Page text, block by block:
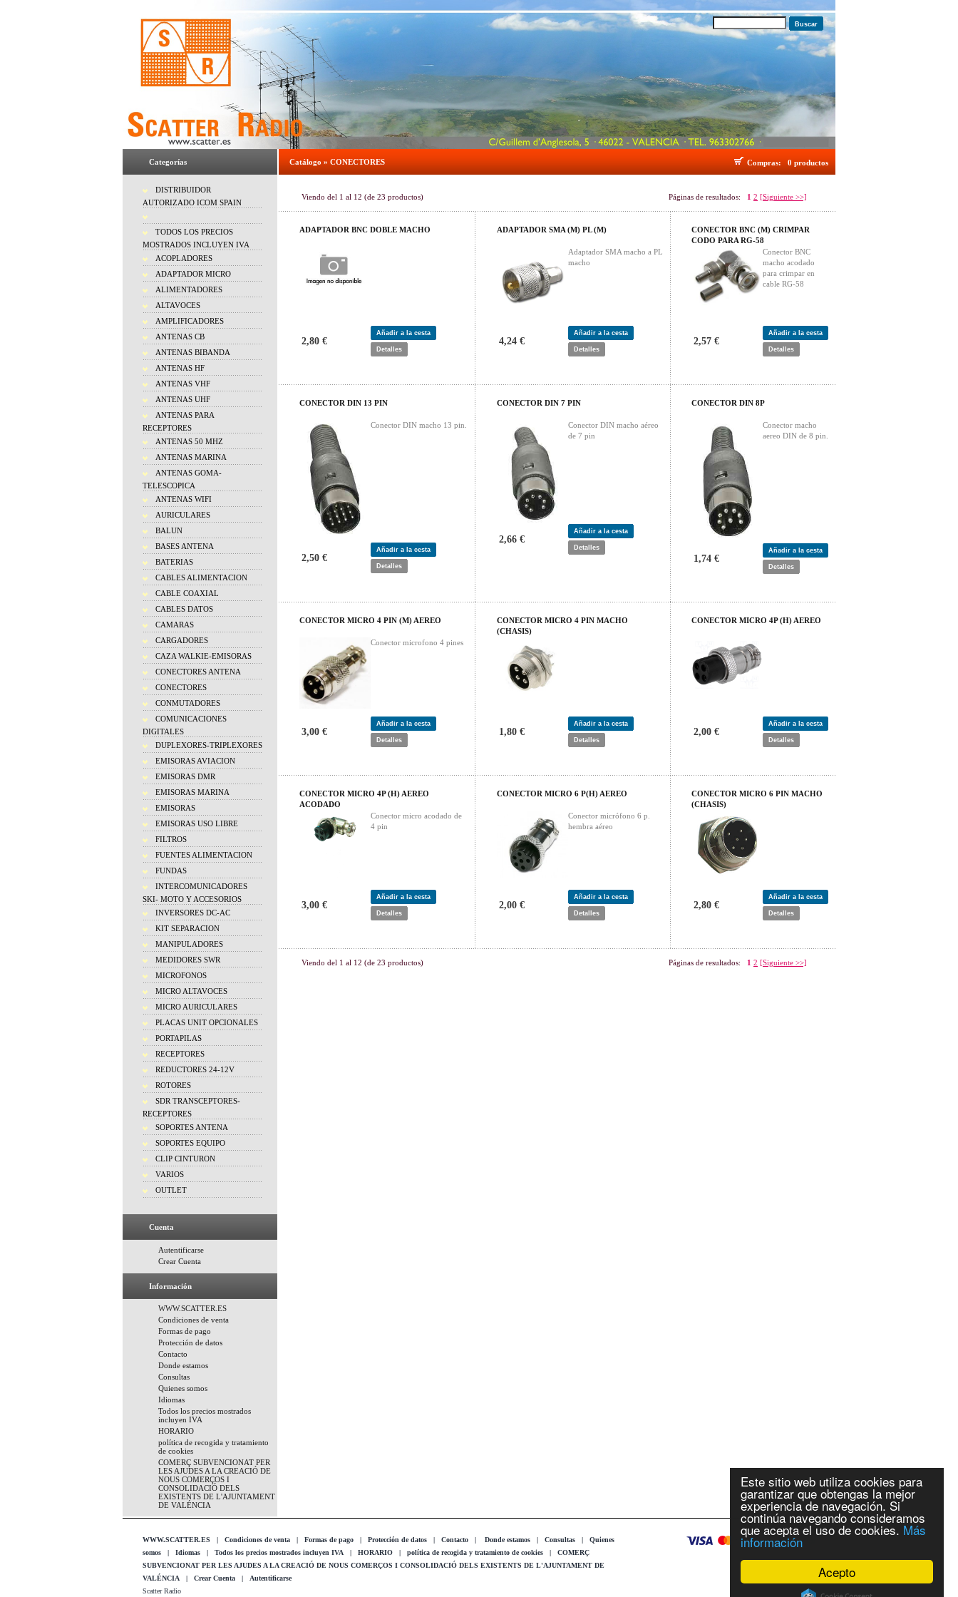
Acepto
Este sitio web utiliza cookies para
garantizar que obtengas la mejor
experiencia de navegación. Si
continúa navegando consideramos
que acepta el uso de cookies. Más
información
Buscar
Categorías
DISTRIBUIDOR
AUTORIZADO ICOM SPAIN
TODOS LOS PRECIOS
MOSTRADOS INCLUYEN IVA
ACOPLADORES
ADAPTADOR MICRO
ALIMENTADORES
ALTAVOCES
AMPLIFICADORES
ANTENAS CB
ANTENAS BIBANDA
ANTENAS HF
ANTENAS VHF
ANTENAS UHF
ANTENAS PARA
RECEPTORES
ANTENAS 50 MHZ
ANTENAS MARINA
ANTENAS GOMA-
TELESCOPICA
ANTENAS WIFI
AURICULARES
BALUN
BASES ANTENA
BATERIAS
CABLES ALIMENTACION
CABLE COAXIAL
CABLES DATOS
CAMARAS
CARGADORES
CAZA WALKIE-EMISORAS
CONECTORES ANTENA
CONECTORES
CONMUTADORES
COMUNICACIONES
DIGITALES
DUPLEXORES-TRIPLEXORES
EMISORAS AVIACION
EMISORAS DMR
EMISORAS MARINA
EMISORAS
EMISORAS USO LIBRE
FILTROS
FUENTES ALIMENTACION
FUNDAS
INTERCOMUNICADORES
SKI- MOTO Y ACCESORIOS
INVERSORES DC-AC
KIT SEPARACION
MANIPULADORES
MEDIDORES SWR
MICROFONOS
MICRO ALTAVOCES
MICRO AURICULARES
PLACAS UNIT OPCIONALES
PORTAPILAS
RECEPTORES
REDUCTORES 24-12V
ROTORES
SDR TRANSCEPTORES-
RECEPTORES
SOPORTES ANTENA
SOPORTES EQUIPO
CLIP CINTURON
VARIOS
OUTLET
Cuenta
Autentificarse
Crear Cuenta
Información
WWW.SCATTER.ES
Condiciones de venta
Formas de pago
Protección de datos
Contacto
Donde estamos
Consultas
Quienes somos
Idiomas
Todos los precios mostrados
incluyen IVA
HORARIO
política de recogida y tratamiento
de cookies
COMERÇ SUBVENCIONAT PER
LES AJUDES A LA CREACIÓ DE
NOUS COMERÇOS I
CONSOLIDACIÓ DELS
EXISTENTS DE L'AJUNTAMENT
DE VALÉNCIA
Catálogo » CONECTORES Compras: 0 productos
Viendo del 1 al 12 (de 23 productos) Páginas de resultados: 1 2 [Siguiente >>]
ADAPTADOR BNC DOBLE MACHO
2,80 €
Añadir a la cesta
Detalles
ADAPTADOR SMA (M) PL (M)
Adaptador SMA macho a PL
macho
4,24 €
Añadir a la cesta
Detalles
CONECTOR BNC (M) CRIMPAR
CODO PARA RG-58
Conector BNC
macho acodado
para crimpar en
cable RG-58
2,57 €
Añadir a la cesta
Detalles
CONECTOR DIN 13 PIN
Conector DIN macho 13 pin.
2,50 €
Añadir a la cesta
Detalles
CONECTOR DIN 7 PIN
Conector DIN macho aéreo
de 7 pin
2,66 €
Añadir a la cesta
Detalles
CONECTOR DIN 8P
Conector macho
aereo DIN de 8 pin.
1,74 €
Añadir a la cesta
Detalles
CONECTOR MICRO 4 PIN (M) AEREO
Conector microfono 4 pines
3,00 €
Añadir a la cesta
Detalles
CONECTOR MICRO 4 PIN MACHO
(CHASIS)
1,80 €
Añadir a la cesta
Detalles
CONECTOR MICRO 4P (H) AEREO
2,00 €
Añadir a la cesta
Detalles
CONECTOR MICRO 4P (H) AEREO
ACODADO
Conector micro acodado de
4 pin
3,00 €
Añadir a la cesta
Detalles
CONECTOR MICRO 6 P(H) AEREO
Conector micrófono 6 p.
hembra aéreo
2,00 €
Añadir a la cesta
Detalles
CONECTOR MICRO 6 PIN MACHO
(CHASIS)
2,80 €
Añadir a la cesta
Detalles
Viendo del 1 al 12 (de 23 productos) Páginas de resultados: 1 2 [Siguiente >>]
WWW.SCATTER.ES | Condiciones de venta | Formas de pago | Protección de datos | Contacto | Donde estamos | Consultas | Quienes
somos | Idiomas | Todos los precios mostrados incluyen IVA | HORARIO | política de recogida y tratamiento de cookies | COMERÇ
SUBVENCIONAT PER LES AJUDES A LA CREACIÓ DE NOUS COMERÇOS I CONSOLIDACIÓ DELS EXISTENTS DE L'AJUNTAMENT DE
VALÉNCIA | Crear Cuenta | Autentificarse
Scatter Radio